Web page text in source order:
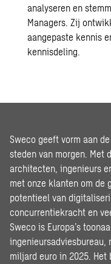
analyseren en
Managers. Zij
aangepaste kennis
kennisdeling.
Sweco geeft vorm aan
steden van morgen. Met
architecten, ingenieurs
met onze klanten om
potentieel van
concurrentiekracht en
Sweco is Europa’s
ingenieursadviesbureau,
miljard euro in 2025.